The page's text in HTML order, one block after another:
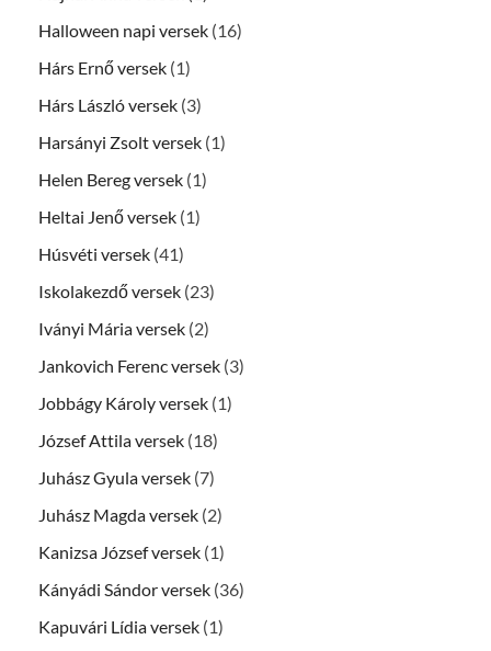
Halloween napi versek (16)
Hárs Ernő versek (1)
Hárs László versek (3)
Harsányi Zsolt versek (1)
Helen Bereg versek (1)
Heltai Jenő versek (1)
Húsvéti versek (41)
Iskolakezdő versek (23)
Iványi Mária versek (2)
Jankovich Ferenc versek (3)
Jobbágy Károly versek (1)
József Attila versek (18)
Juhász Gyula versek (7)
Juhász Magda versek (2)
Kanizsa József versek (1)
Kányádi Sándor versek (36)
Kapuvári Lídia versek (1)